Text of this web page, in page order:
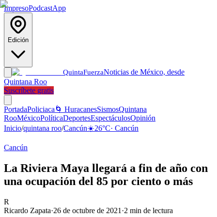
ImpresoPodcastApp
Edición
QuintaFuerzaNoticias de México, desde
Quintana Roo
Suscríbete gratis
PortadaPoliciaca 🌀 HuracanesSismosQuintana
RooMéxicoPolíticaDeportesEspectáculosOpinión
Inicio/quintana roo/Cancún☀️26°C· Cancún
Cancún
La Riviera Maya llegará a fin de año con
una ocupación del 85 por ciento o más
R
Ricardo Zapata·26 de octubre de 2021 ·2 min de lectura